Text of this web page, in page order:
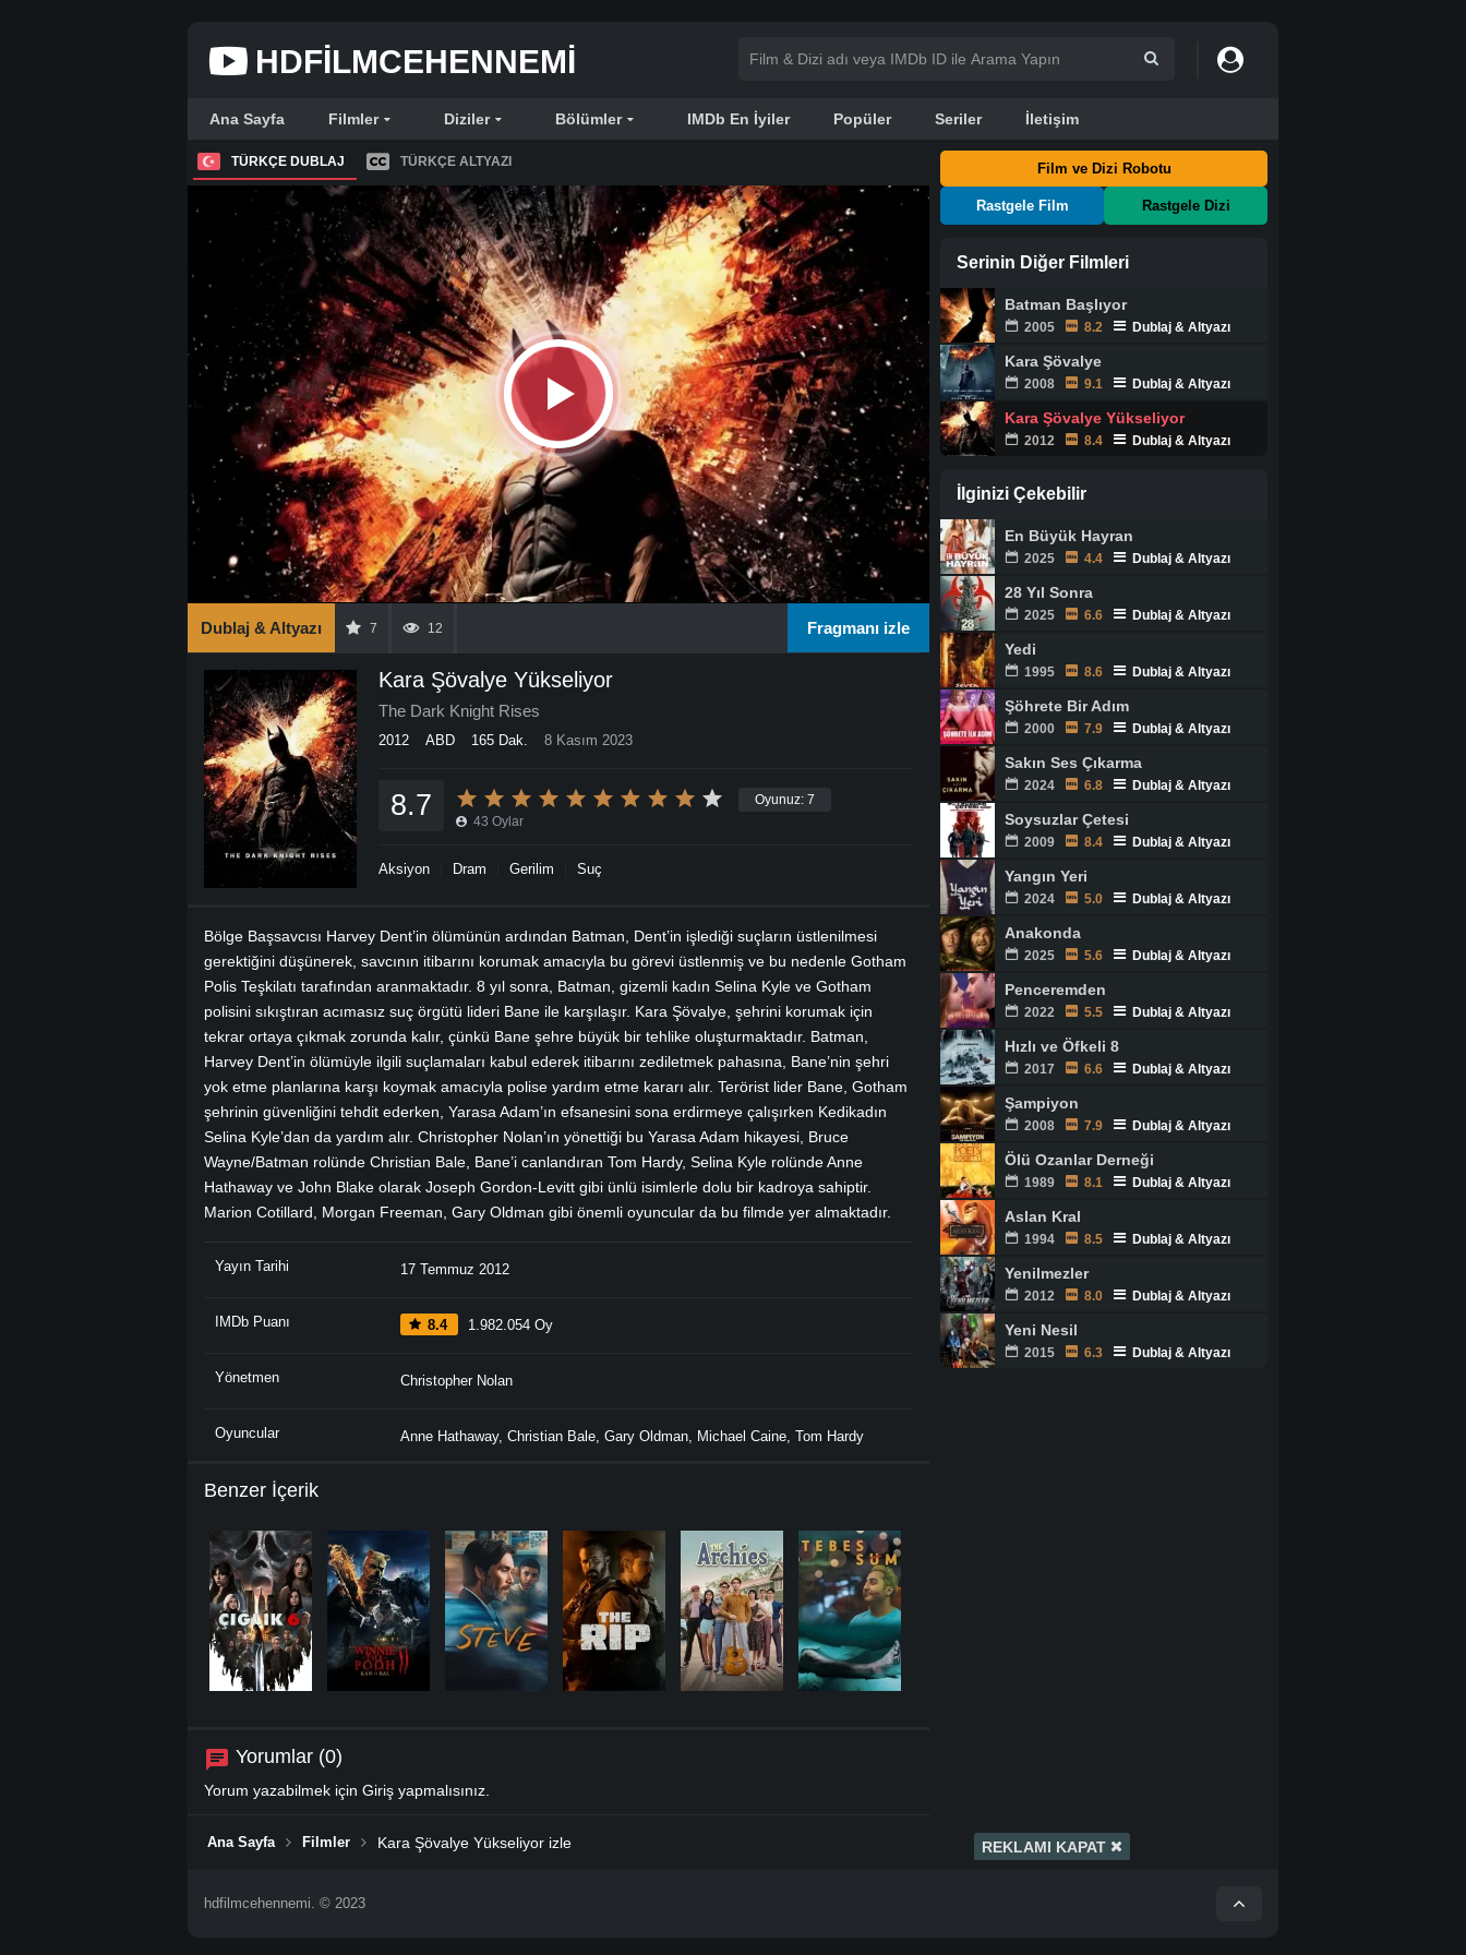
HDFILMCEHENNEMI
Ana Sayfa Filmler Diziler Bölümler IMDb En İyiler Popüler Seriler İletişim
TÜRKÇE DUBLAJ TÜRKÇE ALTYAZI
Dublaj & Altyazı 7 12 Fragmanı izle
Kara Şövalye Yükseliyor
The Dark Knight Rises
2012 ABD 165 Dak. 8 Kasım 2023
Oyunuz: 7
8.7 43 Oylar
Aksiyon Dram Gerilim Suç
Bölge Başsavcısı Harvey Dent’in ölümünün ardından Batman, Dent’in işlediği suçların üstlenilmesi
gerektiğini düşünerek, savcının itibarını korumak amacıyla bu görevi üstlenmiş ve bu nedenle Gotham
Polis Teşkilatı tarafından aranmaktadır. 8 yıl sonra, Batman, gizemli kadın Selina Kyle ve Gotham
polisini sıkıştıran acımasız suç örgütü lideri Bane ile karşılaşır. Kara Şövalye, şehrini korumak için
tekrar ortaya çıkmak zorunda kalır, çünkü Bane şehre büyük bir tehlike oluşturmaktadır. Batman,
Harvey Dent’in ölümüyle ilgili suçlamaları kabul ederek itibarını zediletmek pahasına, Bane’nin şehri
yok etme planlarına karşı koymak amacıyla polise yardım etme kararı alır. Terörist lider Bane, Gotham
şehrinin güvenliğini tehdit ederken, Yarasa Adam’ın efsanesini sona erdirmeye çalışırken Kedikadın
Selina Kyle’dan da yardım alır. Christopher Nolan’ın yönettiği bu Yarasa Adam hikayesi, Bruce
Wayne/Batman rolünde Christian Bale, Bane’i canlandıran Tom Hardy, Selina Kyle rolünde Anne
Hathaway ve John Blake olarak Joseph Gordon-Levitt gibi ünlü isimlerle dolu bir kadroya sahiptir.
Marion Cotillard, Morgan Freeman, Gary Oldman gibi önemli oyuncular da bu filmde yer almaktadır.
Yayın Tarihi 17 Temmuz 2012
IMDb Puanı 8.4 1.982.054 Oy
Yönetmen Christopher Nolan
Oyuncular Anne Hathaway, Christian Bale Gary Oldman Michael Caine Tom Hardy
Benzer İçerik
Film ve Dizi Robotu
Rastgele Film Rastgele Dizi
Serinin Diğer Filmleri
Batman Başlıyor
2005 8.2 Dublaj & Altyazı
Kara Şövalye
2008 9.1 Dublaj & Altyazı
Kara Şövalye Yükseliyor
2012 8.4 Dublaj & Altyazı
İlginizi Çekebilir
En Büyük Hayran
2025 4.4 Dublaj & Altyazı
28 Yıl Sonra
2025 6.6 Dublaj & Altyazı
Yedi
1995 8.6 Dublaj & Altyazı
Şöhrete Bir Adım
2000 7.9 Dublaj & Altyazı
Sakın Ses Çıkarma
2024 6.8 Dublaj & Altyazı
Soysuzlar Çetesi
2009 8.4 Dublaj & Altyazı
Yangın Yeri
2024 5.0 Dublaj & Altyazı
Anakonda
2025 5.6 Dublaj & Altyazı
Penceremden
2022 5.5 Dublaj & Altyazı
Hızlı ve Öfkeli 8
2017 6.6 Dublaj & Altyazı
Şampiyon
2008 7.9 Dublaj & Altyazı
Ölü Ozanlar Derneği
1989 8.1 Dublaj & Altyazı
Aslan Kral
1994 8.5 Dublaj & Altyazı
Yenilmezler
2012 8.0 Dublaj & Altyazı
Yeni Nesil
2015 6.3 Dublaj & Altyazı
Yorumlar (0)
Yorum yazabilmek için Giriş yapmalısınız.
Ana Sayfa Filmler Kara Şövalye Yükseliyor izle
hdfilmcehennemi. © 2023
REKLAMI KAPAT